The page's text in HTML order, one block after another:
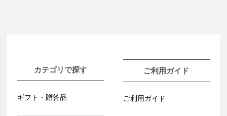
カテゴリで探す
ギフト・贈答品
ご利用ガイド
ご利用ガイド